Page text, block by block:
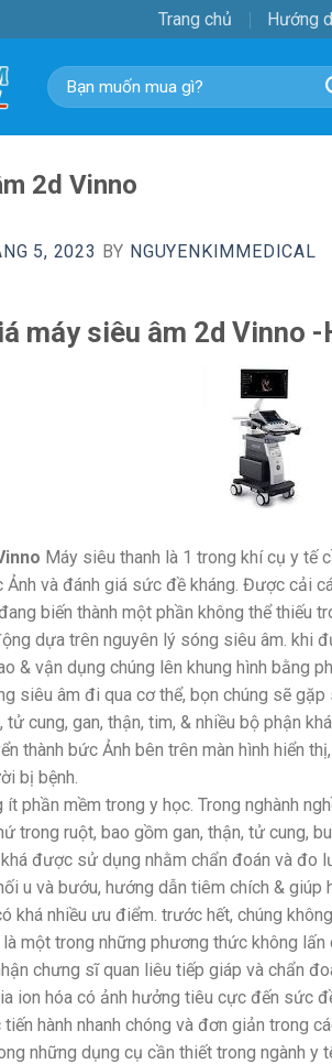
Trang chủ Hướng
Tìm
kiếm:
2d Vinno
5, 2023 BY NGUYENKIMMEDICAL
máy siêu âm 2d Vinno
Máy siêu thanh là 1 trong khí cụ y tế
Ảnh và đánh giá sức đề kháng. Được cải
biến thành một phần không thể thiếu
dựa trên nguyên lý sóng siêu âm. khi
& vận dụng chúng lên khung hình bằng
siêu âm đi qua cơ thể, bọn chúng sẽ
tử cung, gan, thận, tim, & nhiều bộ phận
thành bức Ảnh bên trên màn hình hiển
bị bệnh.
phần mềm trong y học. Trong nghành
trong ruột, bao gồm gan, thận, tử cung,
được sử dụng nhằm chẩn đoán và đo
u và bướu, hướng dẫn tiêm chích & giúp
khá nhiều ưu điểm. trước hết, chúng
một trong những phương thức không lấn
chưng sĩ quan liêu tiếp giáp và chẩn
ion hóa có ảnh hưởng tiêu cực đến sức
hành nhanh chóng và đơn giản trong
những dụng cụ cần thiết trong ngành y